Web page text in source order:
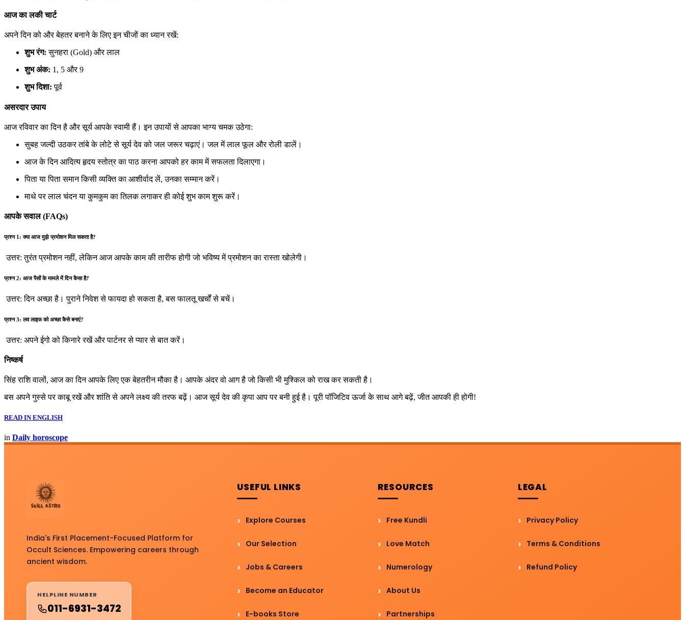
आज का लकी चार्ट
अपने दिन को और बेहतर बनाने के लिए इन चीजों का ध्यान रखें:
शुभ रंग: सुनहरा (Gold) और लाल
शुभ अंक: 1, 5 और 9
शुभ दिशा: पूर्व
असरदार उपाय
आज रविवार का दिन है और सूर्य आपके स्वामी हैं। इन उपायों से आपका भाग्य चमक उठेगा:
सुबह जल्दी उठकर तांबे के लोटे से सूर्य देव को जल जरूर चढ़ाएं। जल में लाल फूल और रोली डालें।
आज के दिन आदित्य हृदय स्तोत्र का पाठ करना आपको हर काम में सफलता दिलाएगा।
पिता या पिता समान किसी व्यक्ति का आशीर्वाद लें, उनका सम्मान करें।
माथे पर लाल चंदन या कुमकुम का तिलक लगाकर ही कोई शुभ काम शुरू करें।
आपके सवाल (FAQs)
प्रश्न 1: क्या आज मुझे प्रमोशन मिल सकता है?
उत्तर: तुरंत प्रमोशन नहीं, लेकिन आज आपके काम की तारीफ होगी जो भविष्य में प्रमोशन का रास्ता खोलेगी।
प्रश्न 2: आज पैसों के मामले में दिन कैसा है?
उत्तर: दिन अच्छा है। पुराने निवेश से फायदा हो सकता है, बस फालतू खर्चों से बचें।
प्रश्न 3: लव लाइफ को अच्छा कैसे बनाएं?
उत्तर: अपने ईगो को किनारे रखें और पार्टनर से प्यार से बात करें।
निष्कर्ष
सिंह राशि वालों, आज का दिन आपके लिए एक बेहतरीन मौका है। आपके अंदर वो आग है जो किसी भी मुश्किल को राख कर सकती है।
बस अपने गुस्से पर काबू रखें और शांति से अपने लक्ष्य की तरफ बढ़ें। आज सूर्य देव की कृपा आप पर बनी हुई है। पूरी पॉजिटिव ऊर्जा के साथ आगे बढ़ें, जीत आपकी ही होगी!
READ IN ENGLISH
in Daily horoscope
India's First Placement-Focused Platform for
Occult Sciences. Empowering careers through
ancient wisdom.
HELPLINE NUMBER
011-6931-3472
USEFUL LINKS
Explore Courses
Our Selection
Jobs & Careers
Become an Educator
E-books Store
RESOURCES
Free Kundli
Love Match
Numerology
About Us
Partnerships
LEGAL
Privacy Policy
Terms & Conditions
Refund Policy